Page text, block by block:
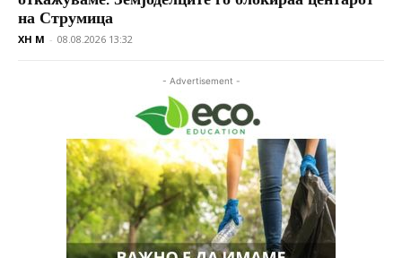
на Струмица
XH M - 08.08.2026 13:32
- Advertisement -